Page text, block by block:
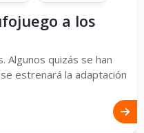
a los
Algunos quizás se han
estrenará la adaptación